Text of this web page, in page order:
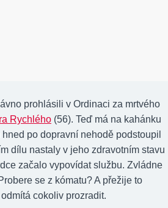
prohlásili v Ordinaci za mrtvého
Rychlého (56). Teď má na kahánku
po dopravní nehodě podstoupil
dílu nastaly v jeho zdravotním stavu
začalo vypovídat službu. Zvládne
se z kómatu? A přežije to
cokoliv prozradit.